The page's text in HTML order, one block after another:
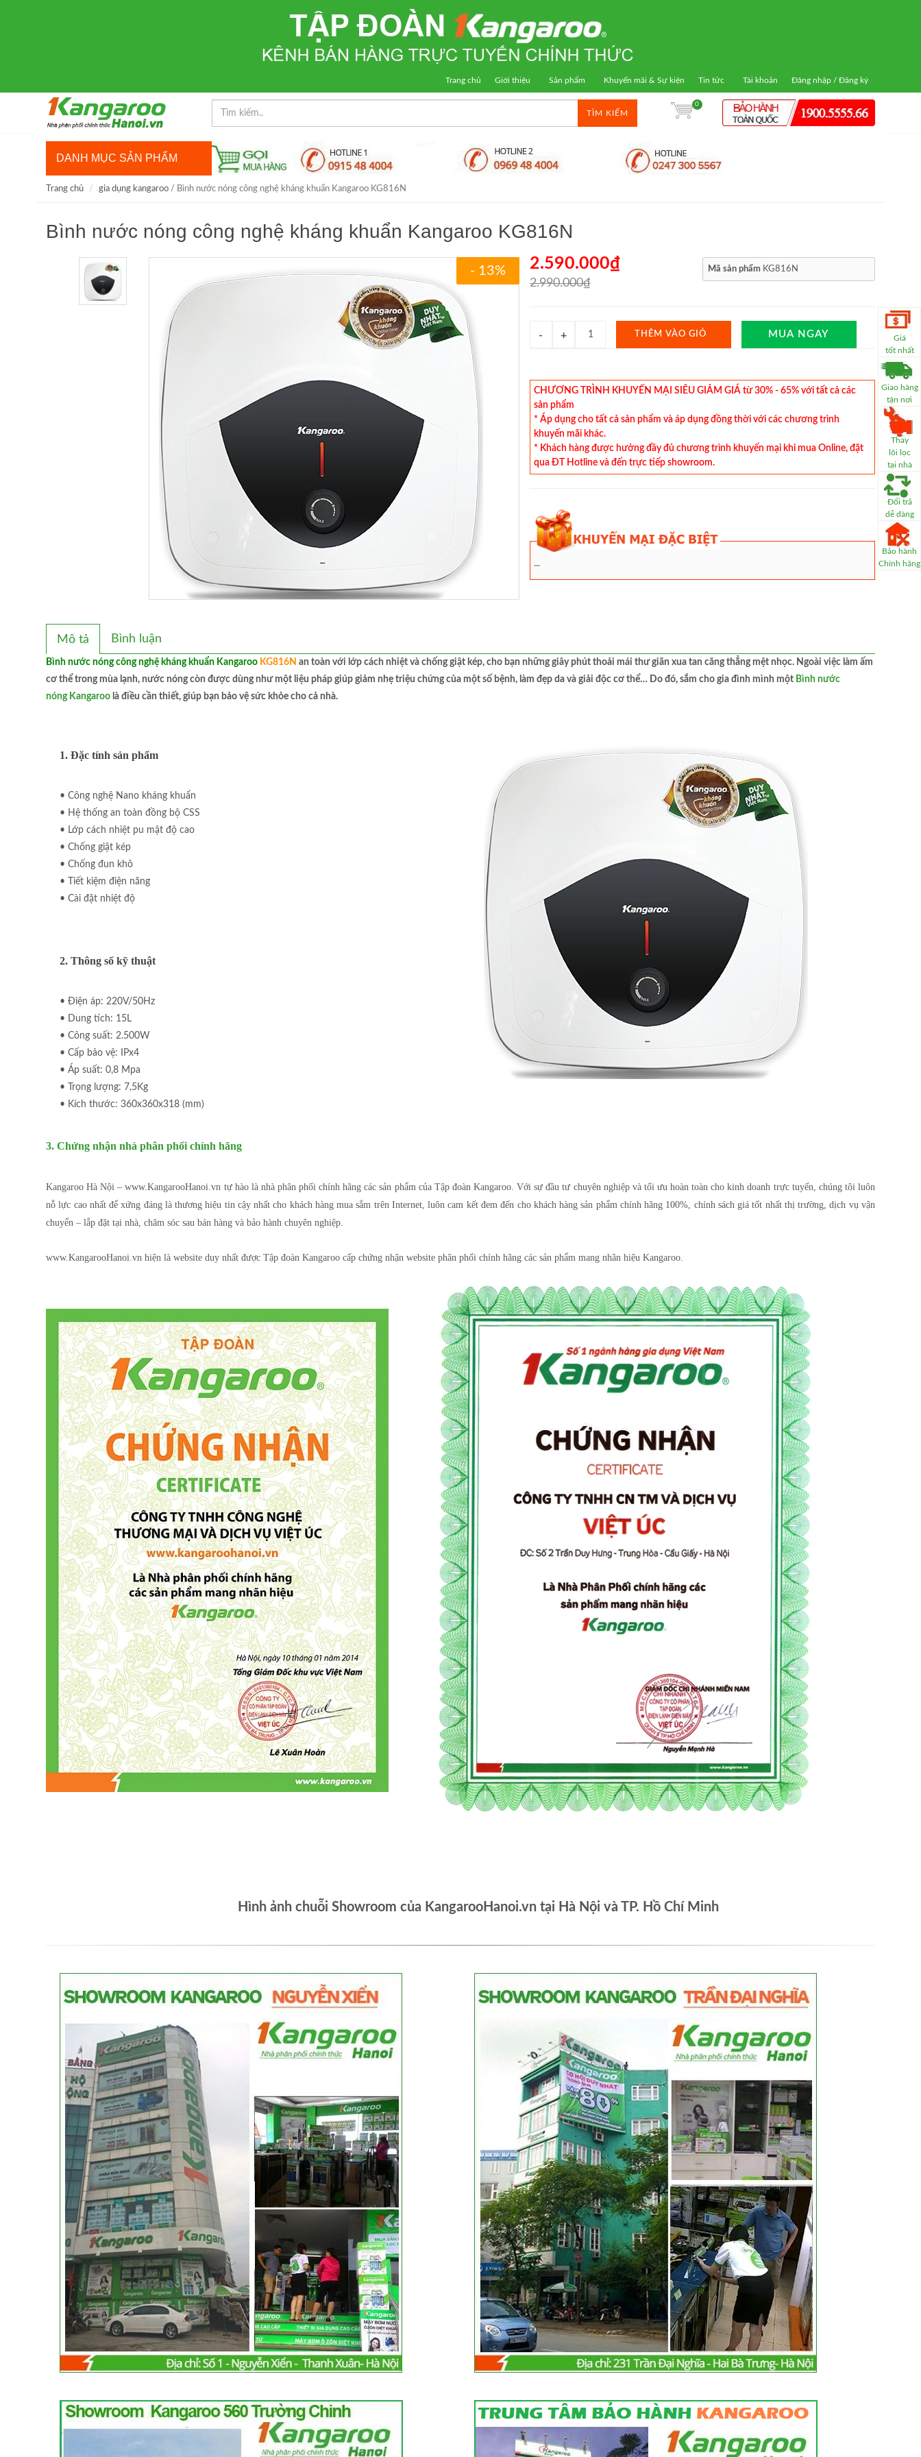
Giá
tốt nhất
Giao hàng
tận nơi
Thay
lõi lọc
tại nhà
Đổi trả
dễ dàng
Bảo hành
Chính hãng
Trang chủ Giới thiệu Sản phẩm Khuyến mãi & Sự kiện Tin tức Tài khoản Đăng nhập / Đăng ký
TÌM KIẾM
0
DANH MỤC SẢN PHẨM
Trang chủ gia dụng kangaroo / Bình nước nóng công nghệ kháng khuẩn Kangaroo KG816N
Bình nước nóng công nghệ kháng khuẩn Kangaroo KG816N
- 13% 2.590.000₫
2.990.000₫
Mã sản phẩm KG816N
THÊM VÀO GIỎ MUA NGAY
CHƯƠNG TRÌNH KHUYẾN MẠI SIÊU GIẢM GIÁ từ 30% - 65% với tất cả các
sản phẩm
* Áp dụng cho tất cả sản phẩm và áp dụng đồng thời với các chương trình
khuyến mãi khác.
* Khách hàng được hưởng đầy đủ chương trình khuyến mại khi mua Online, đặt
qua ĐT Hotline và đến trực tiếp showroom.
...
Mô tả Bình luận
Bình nước nóng công nghệ kháng khuẩn Kangaroo KG816N an toàn với lớp cách nhiệt và chống giật kép, cho bạn những giây phút thoải mái thư giãn xua tan căng thẳng mệt nhọc. Ngoài việc làm ấm
cơ thể trong mùa lạnh, nước nóng còn được dùng như một liệu pháp giúp giảm nhẹ triệu chứng của một số bệnh, làm đẹp da và giải độc cơ thể… Do đó, sắm cho gia đình mình một Bình nước
nóng Kangaroo là điều cần thiết, giúp bạn bảo vệ sức khỏe cho cả nhà.
1. Đặc tính sản phẩm
• Công nghệ Nano kháng khuẩn
• Hệ thống an toàn đồng bộ CSS
• Lớp cách nhiệt pu mật độ cao
• Chống giật kép
• Chống đun khô
• Tiết kiệm điện năng
• Cài đặt nhiệt độ
2. Thông số kỹ thuật
• Điện áp: 220V/50Hz
• Dung tích: 15L
• Công suất: 2.500W
• Cấp bảo vệ: IPx4
• Áp suất: 0,8 Mpa
• Trọng lượng: 7,5Kg
• Kích thước: 360x360x318 (mm)
3. Chứng nhận nhà phân phối chính hãng
Kangaroo Hà Nội – www.KangarooHanoi.vn tự hào là nhà phân phối chính hãng các sản phẩm của Tập đoàn Kangaroo. Với sự đầu tư chuyên nghiệp và tối ưu hoàn toàn cho kinh doanh trực tuyến, chúng tôi luôn
nỗ lực cao nhất để xứng đáng là thương hiệu tin cậy nhất cho khách hàng mua sắm trên Internet, luôn cam kết đem đến cho khách hàng sản phẩm chính hãng 100%, chính sách giá tốt nhất thị trường, dịch vụ vận
chuyển – lắp đặt tại nhà, chăm sóc sau bán hàng và bảo hành chuyên nghiệp.
www.KangarooHanoi.vn hiện là website duy nhất được Tập đoàn Kangaroo cấp chứng nhận website phân phối chính hãng các sản phẩm mang nhãn hiệu Kangaroo.
Hình ảnh chuỗi Showroom của KangarooHanoi.vn tại Hà Nội và TP. Hồ Chí Minh